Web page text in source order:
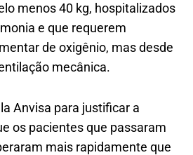
menos 40 kg, hospitalizados
e que requerem
de oxigênio, mas desde
mecânica.
Anvisa para justificar a
os pacientes que passaram
mais rapidamente que